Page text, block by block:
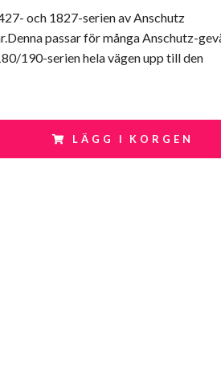
och 1827-serien av Anschutz
passar för många Anschutz-
190-serien hela vägen upp till den
LÄGG I KORGEN